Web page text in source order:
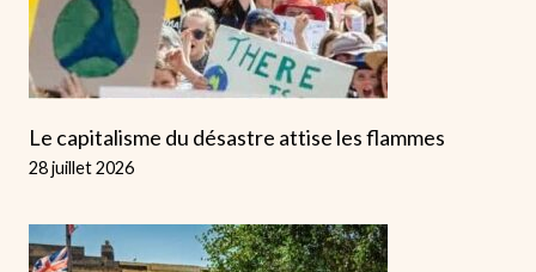
Le capitalisme du désastre attise les flammes
28 juillet 2026